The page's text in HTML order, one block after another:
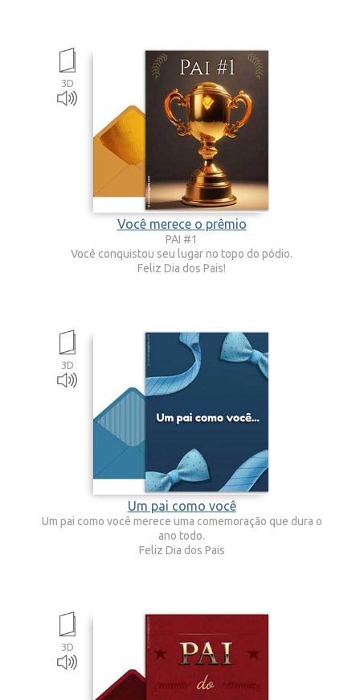
Você merece o prêmio
PAI #1
Você conquistou seu lugar no topo do pódio.
Feliz Dia dos Pais!
3D
Um pai como você
Um pai como você merece uma comemoração que dura o
ano todo.
Feliz Dia dos Pais
3D
3D